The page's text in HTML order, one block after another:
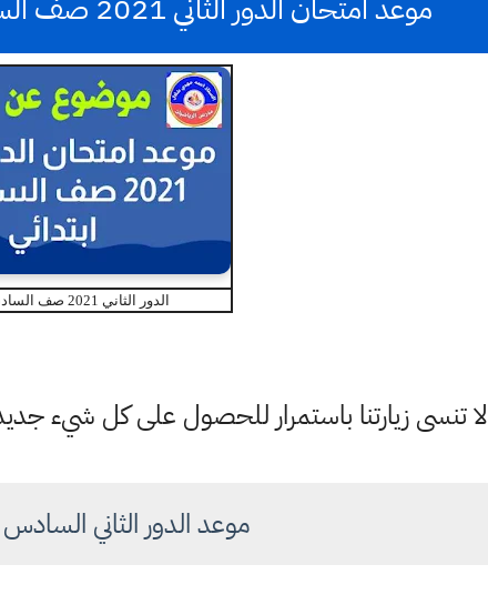
الدور الثاني 2021 صف السادس ابتدائي
لا تنسى زيارتنا باستمرار للحصول على كل شيء
موعد الدور الثاني السادس